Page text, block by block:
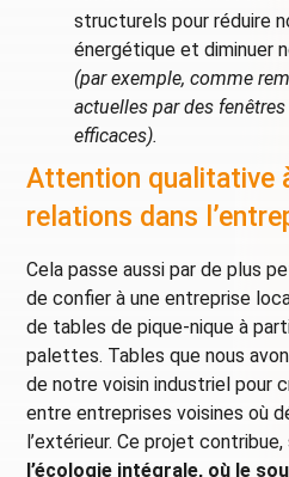
structurels pour réduire
énergétique et diminuer
(par exemple, comme
actuelles par des
efficaces).
Attention qualitative
relations dans
Cela passe aussi par de plus
de confier à une entreprise
de tables de pique-nique à
palettes. Tables que nous
de notre voisin industriel pour
entre entreprises voisines où
l’extérieur. Ce projet
l’écologie intégrale, où le